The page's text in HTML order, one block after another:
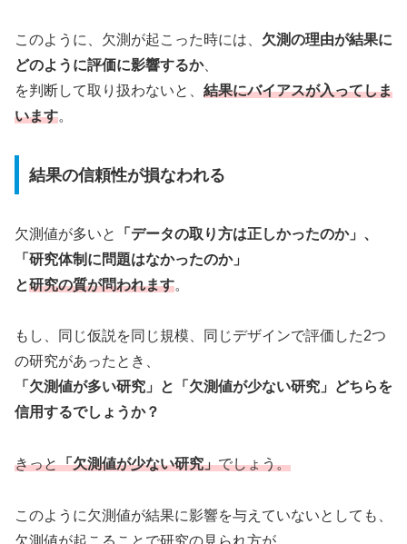
このように、欠測が起こった時には、 欠測の理由が結果に
どのように評価に影響するか、
を判断して取り扱わないと、 結果にバイアスが入ってしま
います。
結果の信頼性が損なわれる
欠測値が多いと
「データの取り方は正しかったのか」、
「研究体制に問題はなかったのか」
と研究の質が問われます。
もし、同じ仮説を同じ規模、同じデザインで評価した2つ
の研究があったとき、
「欠測値が多い研究」と「欠測値が少ない研究」どちらを
信用するでしょうか？
きっと「欠測値が少ない研究」でしょう。
このように欠測値が結果に影響を与えていないとしても、
欠測値が起こることで研究の見られ方が